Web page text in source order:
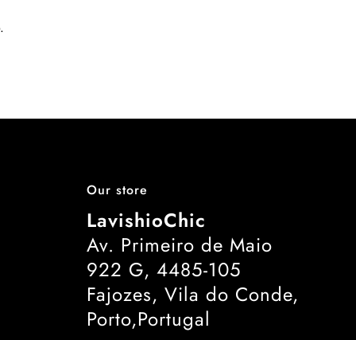
Our store
LavishioChic
Av. Primeiro de Maio
922 G, 4485-105
Fajozes, Vila do Conde,
Porto,Portugal